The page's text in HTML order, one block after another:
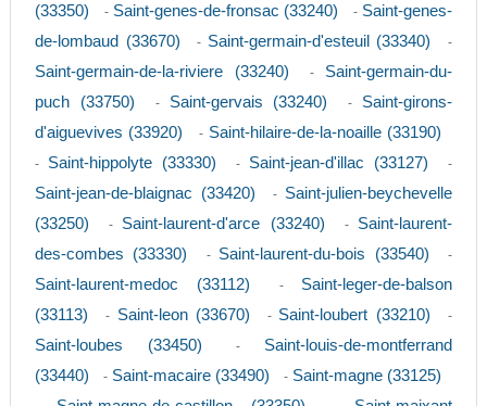
(33350)
- Saint-genes-de-fronsac (33240) - Saint-genes-
de-lombaud (33670)
- Saint-germain-d'esteuil (33340) -
Saint-germain-de-la-riviere (33240) - Saint-germain-du-
puch (33750)
- Saint-gervais (33240) - Saint-girons-
d'aiguevives (33920)
- Saint-hilaire-de-la-noaille (33190)
- Saint-hippolyte (33330) - Saint-jean-d'illac (33127) -
Saint-jean-de-blaignac (33420) - Saint-julien-beychevelle
(33250)
- Saint-laurent-d'arce (33240) - Saint-laurent-
des-combes (33330)
- Saint-laurent-du-bois (33540) -
Saint-laurent-medoc (33112) - Saint-leger-de-balson
(33113)
- Saint-leon (33670) - Saint-loubert (33210) -
Saint-loubes (33450) - Saint-louis-de-montferrand
(33440)
- Saint-macaire (33490) - Saint-magne (33125)